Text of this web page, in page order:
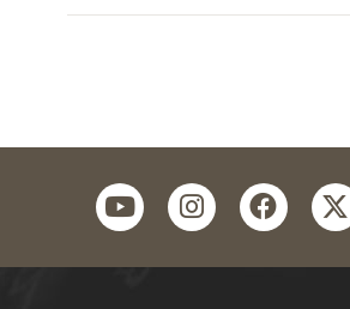
facebook
instagram
youtube